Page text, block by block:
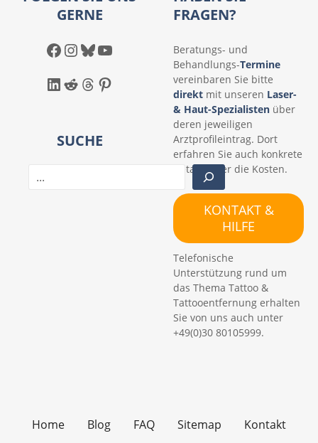
GERNE
Facebook InstagramBluesky YouTube
LinkedIn Reddit Threads Pinterest
SUCHE
FRAGEN?
Beratungs- und
Behandlungs-Termine
vereinbaren Sie bitte
direkt mit unseren Laser-
& Haut-Spezialisten über
deren jeweiligen
Arztprofileintrag. Dort
erfahren Sie auch konkrete
Details über die Kosten.
KONTAKT &
HILFE
Telefonische
Unterstützung rund um
das Thema Tattoo &
Tattooentfernung erhalten
Sie von uns auch unter
+49(0)30 80105999.
Home Blog FAQ Sitemap
Kontakt